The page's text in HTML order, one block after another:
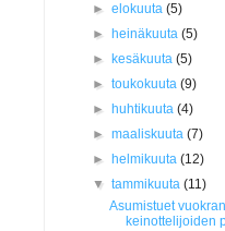
►elokuuta(5)
►
heinäkuuta(5)
►
kesäkuuta(5)
►toukokuuta(9)
►
huhtikuuta(4)
►maaliskuuta(7)
►
helmikuuta(12)
▼tammikuuta(11)
Asumistuet
keinottelijoiden